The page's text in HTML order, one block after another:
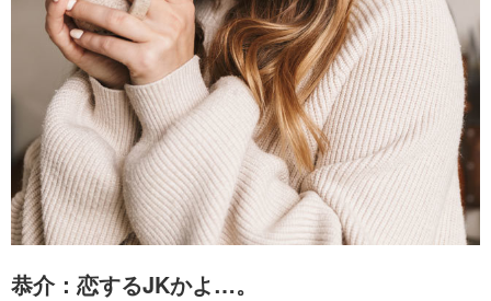
恭介：恋するJKかよ…。